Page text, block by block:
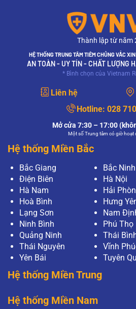
Thành lập từ năm
HỆ THỐNG TRUNG TÂM TIÊM CHỦNG VẮC
AN TOÀN - UY TÍN - CHẤT LƯỢNG
* Bình chọn của Vietnam
Liên hệ
Hotline: 028
Mở cửa 7:30 – 17:00
Một số Trung tâm có giờ hoạt
Hệ thống Miền Bắc
Bắc Giang
Bắc Ninh
Điện Biên
Hà Nội
Hà Nam
Hải
Hoà Bình
Hưng
Lạng Sơn
Nam
Ninh Bình
Phú Thọ
Quảng Ninh
Thái
Thái Nguyên
Vĩnh
Yên Bái
Tuyên
Hệ thống Miền Trung
Hệ thống Miền Nam